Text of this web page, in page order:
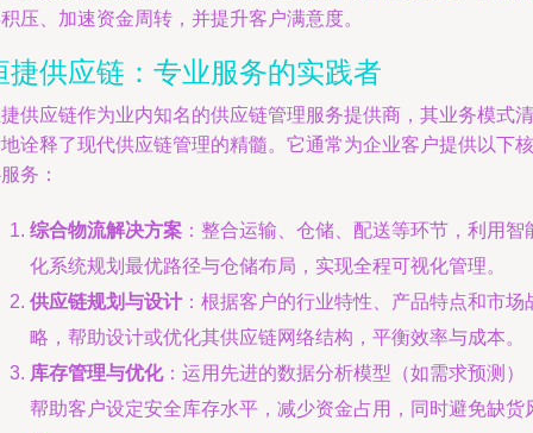
压、加速资金周转，并提升客户满意度。
捷供应链：专业服务的实践者
供应链作为业内知名的供应链管理服务提供商，其业务模式清
诠释了现代供应链管理的精髓。它通常为企业客户提供以下核
务：
综合物流解决方案 ：整合运输、仓储、配送等环节，利用智
化系统规划最优路径与仓储布局，实现全程可视化管理。
供应链规划与设计 ：根据客户的行业特性、产品特点和市场
略，帮助设计或优化其供应链网络结构，平衡效率与成本。
库存管理与优化：运用先进的数据分析模型（如需求预测）
帮助客户设定安全库存水平，减少资金占用，同时避免缺货